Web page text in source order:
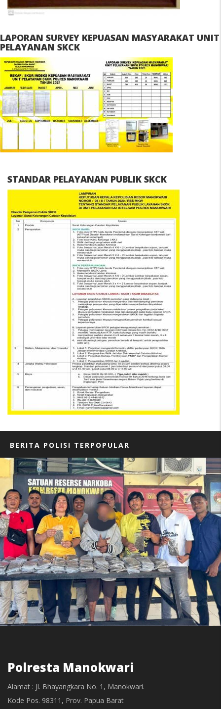
LAPORAN SURVEY KEPUASAN MASYARAKAT UNIT
PELAYANAN SKCK
STANDAR PELAYANAN PUBLIK SKCK
BERITA POLISI TERPOPULAR
Polresta Manokwari
Alamat : Jl. Bhayangkara No. 1, Manokwari.
Kode Pos. 98311, Prov. Papua Barat